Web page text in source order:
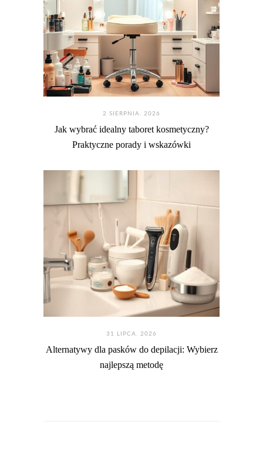
2 SIERPNIA. 2026
Jak wybrać idealny taboret kosmetyczny?
Praktyczne porady i wskazówki
31 LIPCA. 2026
Alternatywy dla pasków do depilacji: Wybierz
najlepszą metodę